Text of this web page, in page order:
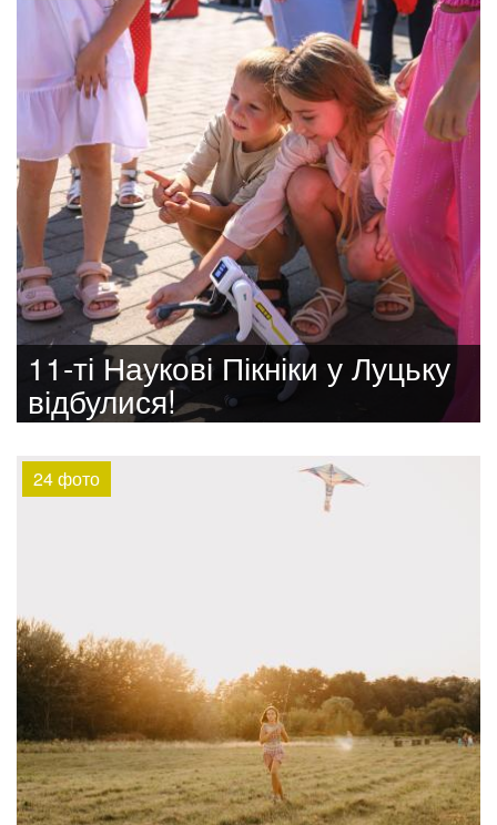
11-ті Наукові Пікніки у Луцьку
відбулися!
24 фото